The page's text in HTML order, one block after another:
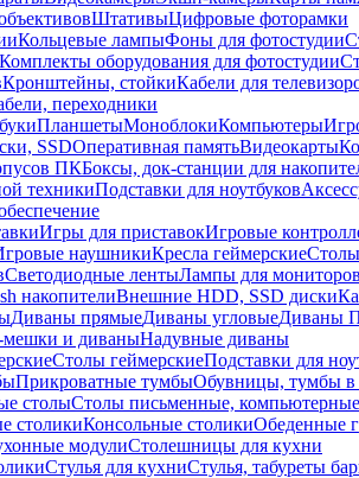
ШтативыЦифровые фоторамки
Кольцевые лампыФоны для фотостудии
Комплекты оборудования для фотостудии
Кронштейны, стойкиКабели для
переходники
ПланшетыМоноблокиКомпьютеры
SSDОперативная памятьВидеокарты
ПКБоксы, док-станции для
техникиПодставки для ноутбуков
Игры для приставокИгровые
наушникиКресла геймерские
Светодиодные лентыЛампы для мониторов
накопителиВнешние HDD, SSD диски
Диваны прямыеДиваны угловыеДиваны
мешки и диваныНадувные диваны
Столы геймерскиеПодставки для
Прикроватные тумбыОбувницы, тумбы
столыСтолы письменные, компьютерные
столикиКонсольные столикиОбеденные
модулиСтолешницы для кухни
Стулья для кухниСтулья, табуреты